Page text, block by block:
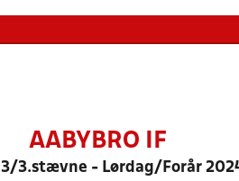
AABYBRO IF
3.stævne - Lørdag/Forår